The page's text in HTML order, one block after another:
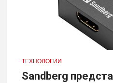
ТЕХНОЛОГИИ
Sandberg